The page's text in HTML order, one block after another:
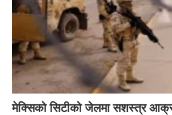
मेक्सिको सिटीको जेलमा सशस्त्र